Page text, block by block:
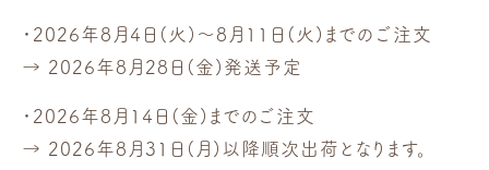
・2026年8月4日(火)～8月11日(火)までのご注文
→ 2026年8月28日(金)発送予定
・2026年8月14日(金)までのご注文
→ 2026年8月31日(月)以降順次出荷となります。